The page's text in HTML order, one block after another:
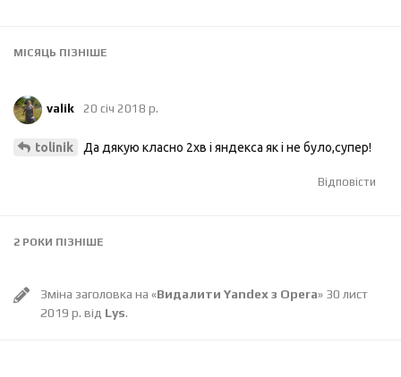
МІСЯЦЬ ПІЗНІШЕ
valik 20 січ 2018 р.
tolinik Да дякую класно 2хв і яндекса як і не було,супер!
Відповісти
2 РОКИ ПІЗНІШЕ
Зміна заголовка на «Видалити Yandex з Opera» 30 лист
2019 р. від Lys.